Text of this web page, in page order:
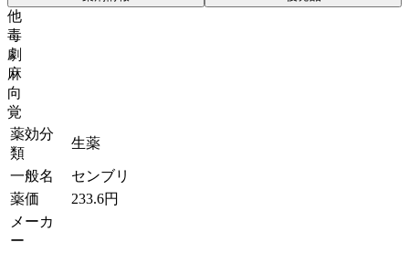
他
毒
劇
麻
向
覚
薬効分
類
生薬
一般名
センブリ
薬価
233.6円
メーカ
ー